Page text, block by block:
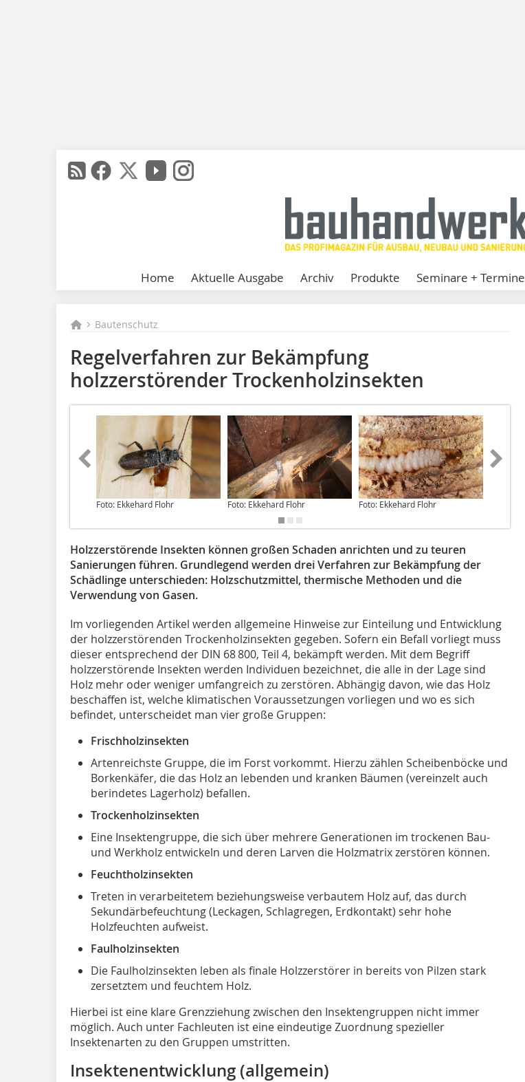
Home Aktuelle Ausgabe Archiv Produkte Seminare + Termine
Bautenschutz
Regelverfahren zur Bekämpfung
holzzerstörender Trockenholzinsekten
Foto: Ekkehard Flohr Foto: Ekkehard Flohr Foto: Ekkehard Flohr
Holzzerstörende Insekten können großen Schaden anrichten und zu teuren
Sanierungen führen. Grundlegend werden drei Verfahren zur Bekämpfung der
Schädlinge unterschieden: Holzschutzmittel, thermische Methoden und die
Verwendung von Gasen.
Im vorliegenden Artikel werden allgemeine Hinweise zur Einteilung und Entwicklung
der holzzerstörenden Trockenholzinsekten gegeben. Sofern ein Befall vorliegt muss
dieser entsprechend der DIN 68 800, Teil 4, bekämpft werden. Mit dem Begriff
holzzerstörende Insekten werden Individuen bezeichnet, die alle in der Lage sind
Holz mehr oder weniger umfangreich zu zerstören. Abhängig davon, wie das Holz
beschaffen ist, welche klimatischen Voraussetzungen vorliegen und wo es sich
befindet, unterscheidet man vier große Gruppen:
Frischholzinsekten
Artenreichste Gruppe, die im Forst vorkommt. Hierzu zählen Scheibenböcke und
Borkenkäfer, die das Holz an lebenden und kranken Bäumen (vereinzelt auch
berindetes Lagerholz) befallen.
Trockenholzinsekten
Eine Insektengruppe, die sich über mehrere Generationen im trockenen Bau-
und Werkholz entwickeln und deren Larven die Holzmatrix zerstören können.
Feuchtholzinsekten
Treten in verarbeitetem beziehungsweise verbautem Holz auf, das durch
Sekundärbefeuchtung (Leckagen, Schlagregen, Erdkontakt) sehr hohe
Holzfeuchten aufweist.
Faulholzinsekten
Die Faulholzinsekten leben als finale Holzzerstörer in bereits von Pilzen stark
zersetztem und feuchtem Holz.
Hierbei ist eine klare Grenzziehung zwischen den Insektengruppen nicht immer
möglich. Auch unter Fachleuten ist eine eindeutige Zuordnung spezieller
Insektenarten zu den Gruppen umstritten.
Insektenentwicklung (allgemein)